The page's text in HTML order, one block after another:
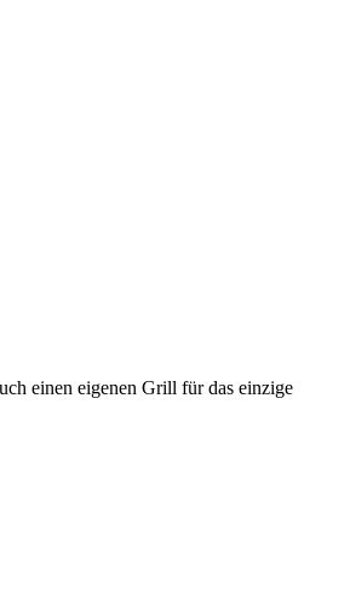
einen eigenen Grill für das einzige